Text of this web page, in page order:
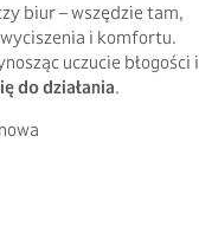
biur – wszędzie tam,
i komfortu.
uczucie błogości i
do działania.